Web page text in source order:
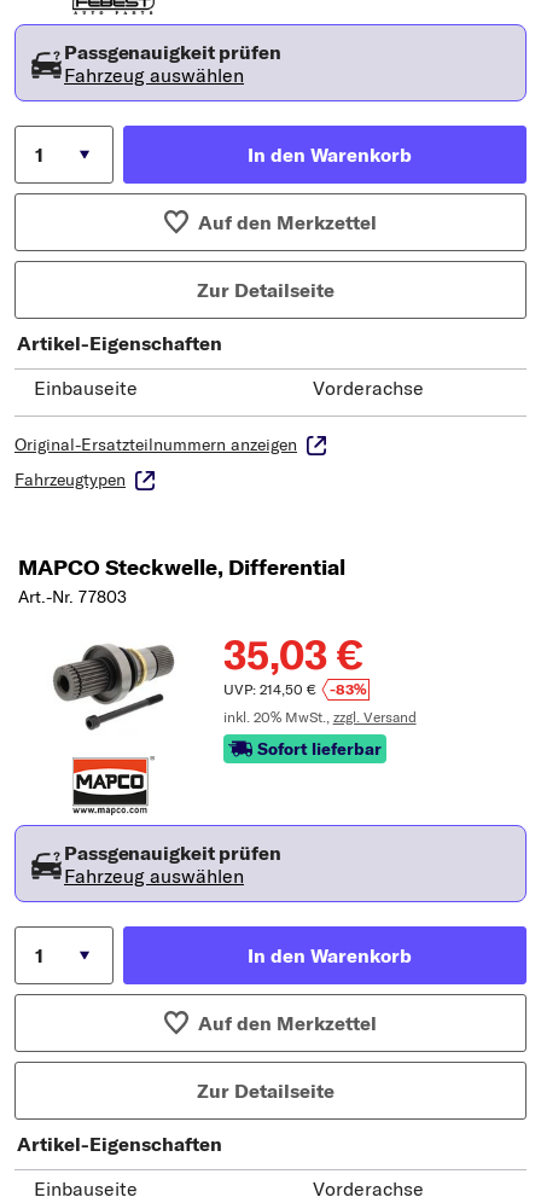
Passgenauigkeit prüfen
Fahrzeug auswählen
In den Warenkorb
Auf den Merkzettel
Zur Detailseite
Artikel-Eigenschaften
Einbauseite
Vorderachse
Original-Ersatzteilnummern anzeigen
Fahrzeugtypen
MAPCO Steckwelle, Differential
Art.-Nr. 77803
35,03 €
UVP: 214,50 €
-83%
inkl. 20% MwSt., zzgl. Versand
Sofort lieferbar
Passgenauigkeit prüfen
Fahrzeug auswählen
In den Warenkorb
Auf den Merkzettel
Zur Detailseite
Artikel-Eigenschaften
Einbauseite
Vorderachse